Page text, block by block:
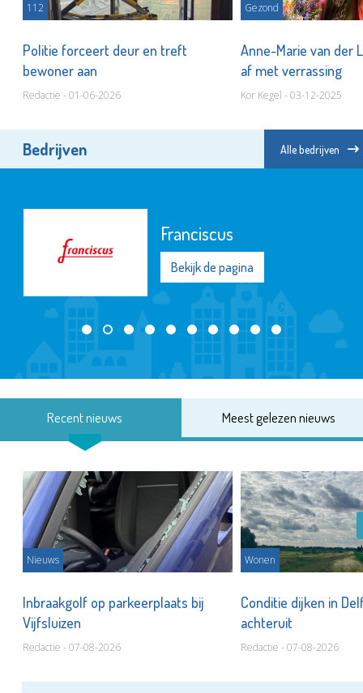
112
Politie forceert deur en treft
bewoner aan
Redactie - 01-06-2026
Gezond
Anne-Marie van der
af met verrassing
Kor Kegel - 03-12-2025
Bedrijven Alle bedrijven
Franciscus
Bekijk de pagina
Recent nieuws Meest gelezen nieuws
Nieuws
Inbraakgolf op parkeerplaats bij
Vijfsluizen
Redactie - 07-08-2026
Wonen
Conditie dijken in
achteruit
Redactie - 07-08-2026